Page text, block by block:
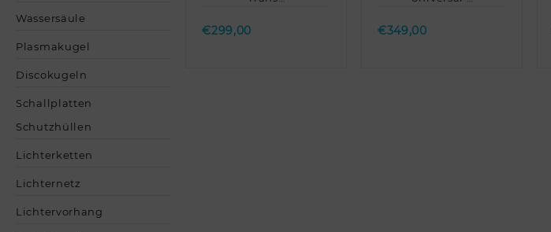
Wassersäule
Plasmakugel
Discokugeln
Schallplatten
Schutzhüllen
Lichterketten
Lichternetz
Lichtervorhang
€299,00 €349,00